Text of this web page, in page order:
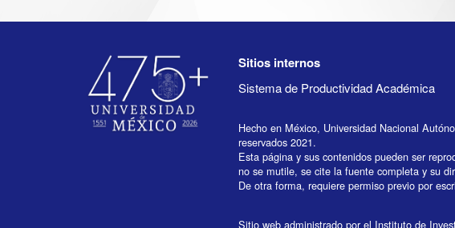
Sitios internos
Sistema de Productividad Académica
Hecho en México, Universidad Nacional
reservados 2021.
Esta página y sus contenidos pueden ser
no se mutile, se cite la fuente completa y su
De otra forma, requiere permiso previo por
Sitio web administrado por el Instituto de